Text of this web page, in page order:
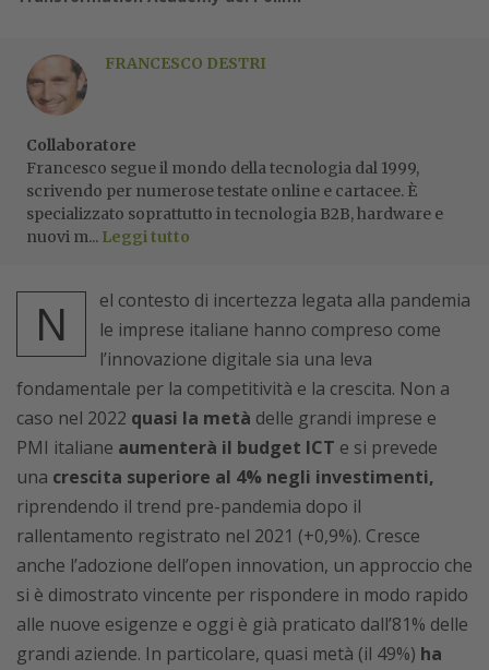
FRANCESCO DESTRI
Collaboratore
Francesco segue il mondo della tecnologia dal 1999,
scrivendo per numerose testate online e cartacee. È
specializzato soprattutto in tecnologia B2B, hardware e
nuovi m... Leggi tutto
N
el contesto di incertezza legata alla pandemia
le imprese italiane hanno compreso come
l’innovazione digitale sia una leva
fondamentale per la competitività e la crescita. Non a
caso nel 2022 quasi la metà delle grandi imprese e
PMI italiane aumenterà il budget ICT e si prevede
una crescita superiore al 4% negli investimenti,
riprendendo il trend pre-pandemia dopo il
rallentamento registrato nel 2021 (+0,9%). Cresce
anche l’adozione dell’open innovation, un approccio che
si è dimostrato vincente per rispondere in modo rapido
alle nuove esigenze e oggi è già praticato dall’81% delle
grandi aziende. In particolare, quasi metà (il 49%) ha